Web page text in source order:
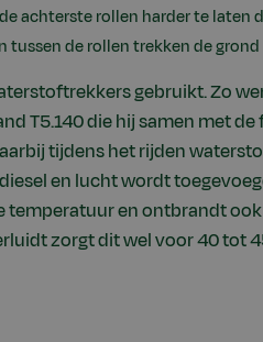
achterste rollen harder te laten
tussen de rollen trekken de grond
gebruikt. Zo
T5.140 die hij samen met
tijdens het rijden
en lucht wordt
temperatuur en ontbrandt
zorgt dit wel voor 40 tot